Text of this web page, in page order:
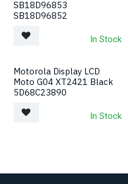
SB18D96853
SB18D96852
In Stock
Motorola Display LCD
Moto G04 XT2421 Black
5D68C23890
In Stock